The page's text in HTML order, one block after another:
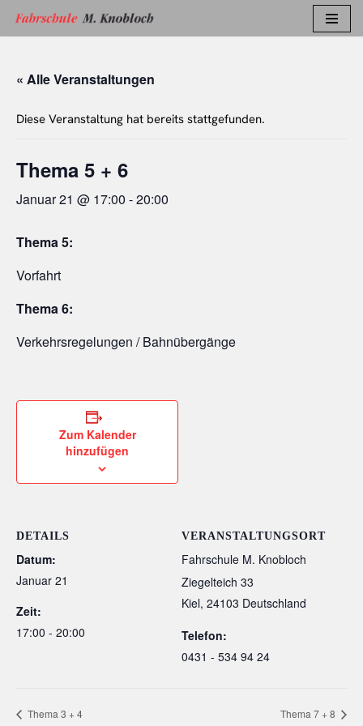
springen
« Alle Veranstaltungen
Diese Veranstaltung hat bereits stattgefunden.
Thema 5 + 6
Januar 21 @ 17:00 -20:00
Thema 5:
Vorfahrt
Thema 6:
Verkehrsregelungen / Bahnübergänge
Zum Kalender
hinzufügen
DETAILS
Datum:
Januar 21
Zeit:
17:00 - 20:00
VERANSTALTUNGSORT
Fahrschule M. Knobloch
Ziegelteich 33
Kiel, 24103 Deutschland
Telefon:
0431 - 534 94 24
Thema 3 + 4 Thema 7 + 8